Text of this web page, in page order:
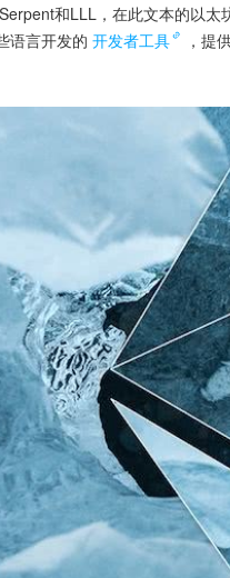
和LLL，在此文本的以
语言开发的 开发者工具 ，提